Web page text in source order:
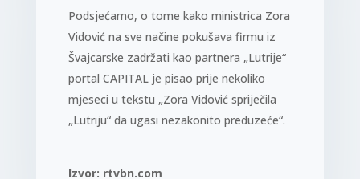
Podsjećamo, o tome kako ministrica Zora
Vidović na sve načine pokušava firmu iz
Švajcarske zadržati kao partnera „Lutrije“
portal CAPITAL je pisao prije nekoliko
mjeseci u tekstu „Zora Vidović spriječila
„Lutriju“ da ugasi nezakonito preduzeće“.
Izvor: rtvbn.com